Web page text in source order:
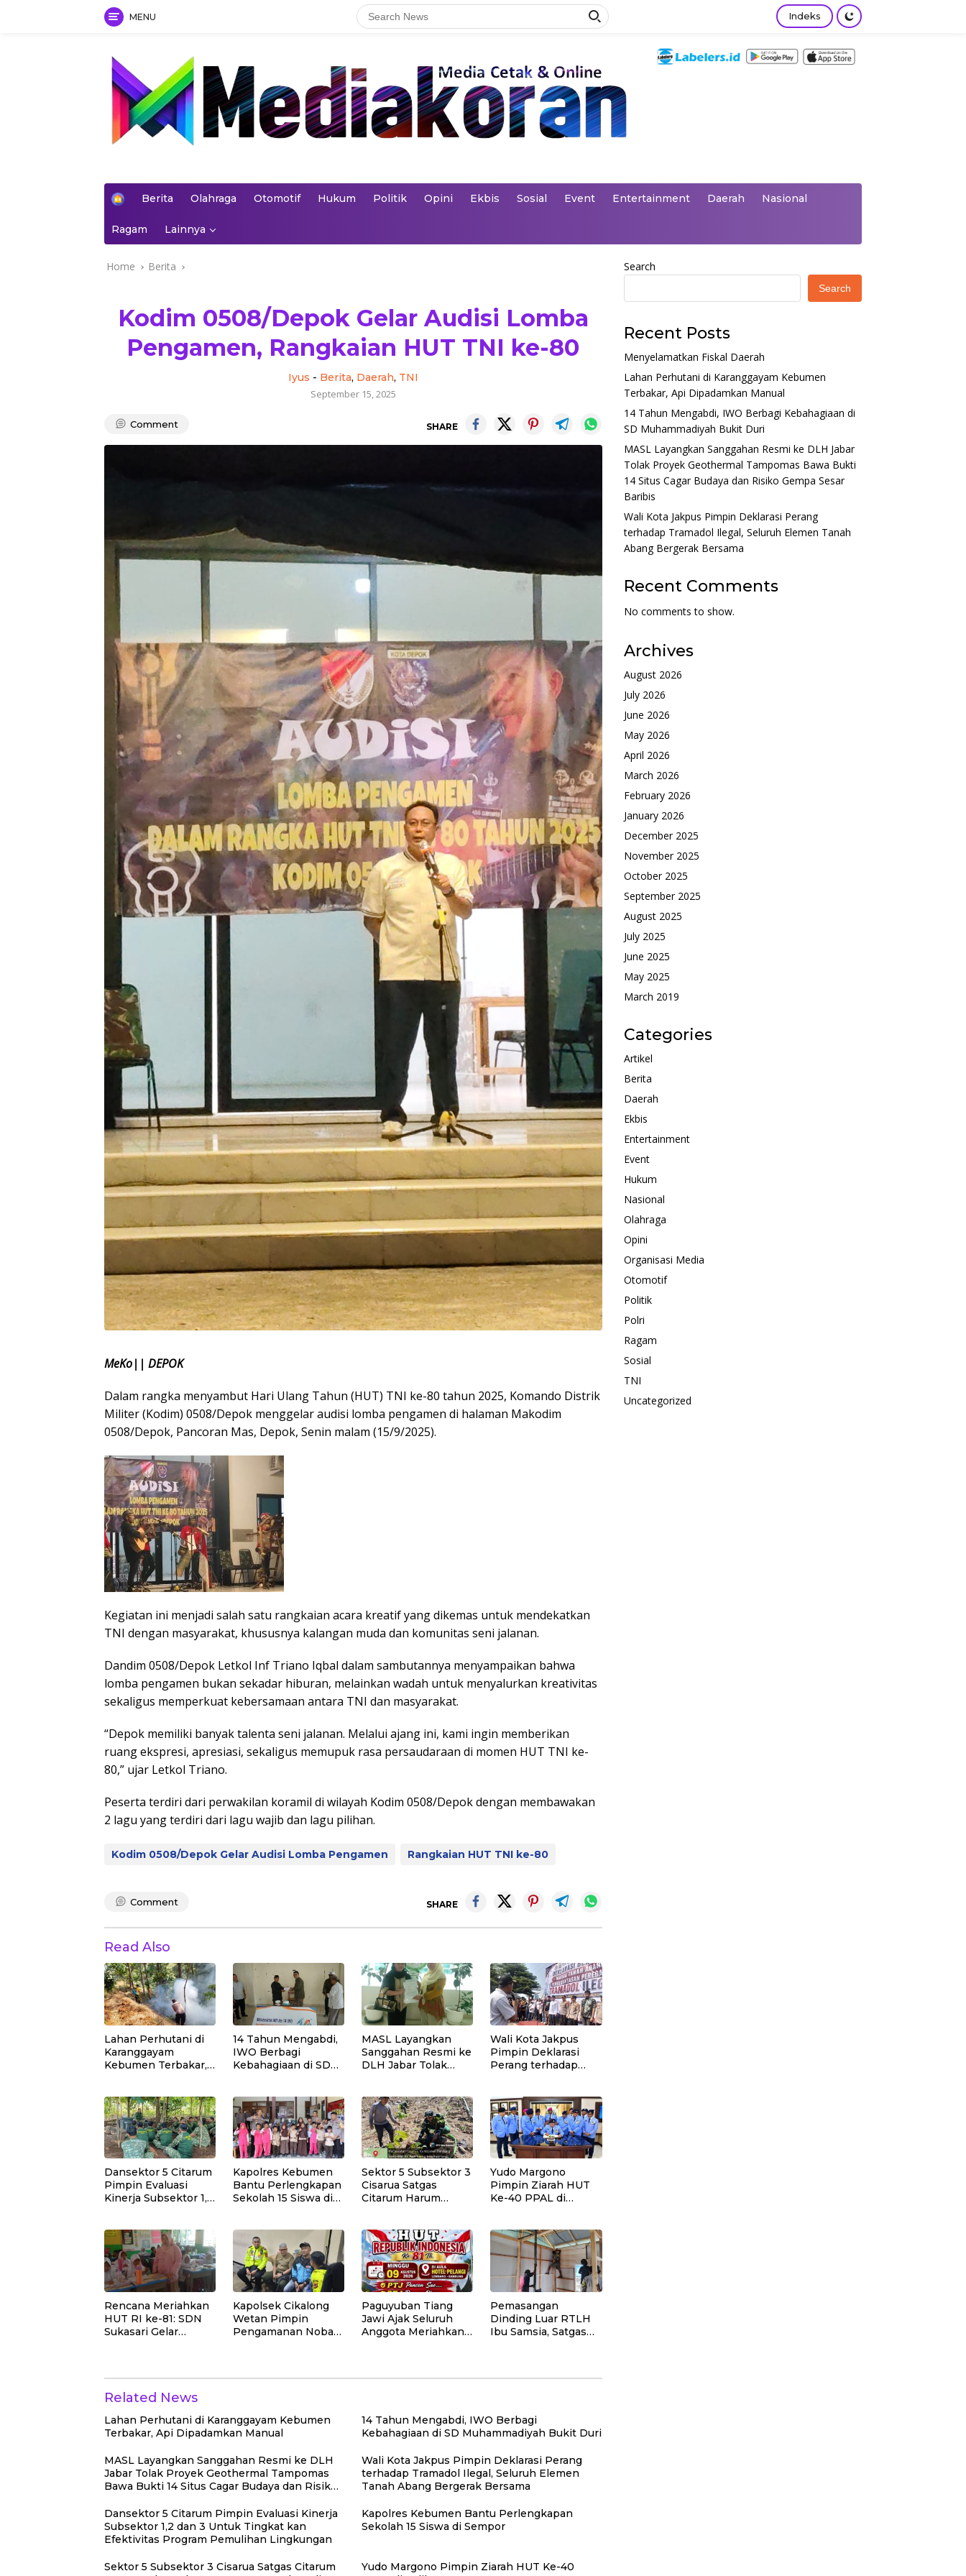
MENU Indeks
H
e
Berita Olahraga Otomotif Hukum Politik Opini Ekbis Sosial Event Entertainment Daerah Nasional
Ragam Lainnya
Home Berita
Kodim 0508/Depok Gelar Audisi Lomba
Pengamen, Rangkaian HUT TNI ke-80
Iyus - Berita, Daerah, TNI
September 15, 2025
Comment SHARE
MeKo|| DEPOK
Dalam rangka menyambut Hari Ulang Tahun (HUT) TNI ke-80 tahun 2025, Komando Distrik
Militer (Kodim) 0508/Depok menggelar audisi lomba pengamen di halaman Makodim
0508/Depok, Pancoran Mas, Depok, Senin malam (15/9/2025).
Kegiatan ini menjadi salah satu rangkaian acara kreatif yang dikemas untuk mendekatkan
TNI dengan masyarakat, khususnya kalangan muda dan komunitas seni jalanan.
Dandim 0508/Depok Letkol Inf Triano Iqbal dalam sambutannya menyampaikan bahwa
lomba pengamen bukan sekadar hiburan, melainkan wadah untuk menyalurkan kreativitas
sekaligus memperkuat kebersamaan antara TNI dan masyarakat.
“Depok memiliki banyak talenta seni jalanan. Melalui ajang ini, kami ingin memberikan
ruang ekspresi, apresiasi, sekaligus memupuk rasa persaudaraan di momen HUT TNI ke-
80,” ujar Letkol Triano.
Peserta terdiri dari perwakilan koramil di wilayah Kodim 0508/Depok dengan membawakan
2 lagu yang terdiri dari lagu wajib dan lagu pilihan.
Kodim 0508/Depok Gelar Audisi Lomba Pengamen Rangkaian HUT TNI ke-80
Comment SHARE
Read Also
Lahan Perhutani di
Karanggayam
Kebumen Terbakar,
14 Tahun Mengabdi,
IWO Berbagi
Kebahagiaan di SD
MASL Layangkan
Sanggahan Resmi ke
DLH Jabar Tolak
Bukti 14 Situs Cagar
Budaya dan Risiko
Gempa Sesar Baribis
Wali Kota Jakpus
Pimpin Deklarasi
Perang terhadap
Tanah Abang
Bergerak Bersama
Dansektor 5 Citarum
Pimpin Evaluasi
Kinerja Subsektor 1,2
Program Pemulihan
Lingkungan
Kapolres Kebumen
Bantu Perlengkapan
Sekolah 15 Siswa di
Sektor 5 Subsektor 3
Cisarua Satgas
Citarum Harum
di Lahan
Pascalongsor dan
Perkuat Edukasi
Kepedulian
Lingkungan
Yudo Margono
Pimpin Ziarah HUT
Ke-40 PPAL di
Rencana Meriahkan
HUT RI ke-81: SDN
Sukasari Gelar
Kapolsek Cikalong
Wetan Pimpin
Pengamanan Nobar
dan Kondusif
Paguyuban Tiang
Jawi Ajak Seluruh
Anggota Meriahkan
Pemasangan
Dinding Luar RTLH
Ibu Samsia, Satgas
Related News
Lahan Perhutani di Karanggayam Kebumen
Terbakar, Api Dipadamkan Manual
14 Tahun Mengabdi, IWO Berbagi
Kebahagiaan di SD Muhammadiyah Bukit Duri
MASL Layangkan Sanggahan Resmi ke DLH
Jabar Tolak Proyek Geothermal Tampomas
Bawa Bukti 14 Situs Cagar Budaya dan Risiko
Wali Kota Jakpus Pimpin Deklarasi Perang
terhadap Tramadol Ilegal, Seluruh Elemen
Tanah Abang Bergerak Bersama
Dansektor 5 Citarum Pimpin Evaluasi Kinerja
Subsektor 1,2 dan 3 Untuk Tingkat kan
Efektivitas Program Pemulihan Lingkungan
Kapolres Kebumen Bantu Perlengkapan
Sekolah 15 Siswa di Sempor
Sektor 5 Subsektor 3 Cisarua Satgas Citarum
Yudo Margono Pimpin Ziarah HUT Ke-40
Search
Search
Recent Posts
Menyelamatkan Fiskal Daerah
Lahan Perhutani di Karanggayam Kebumen
Terbakar, Api Dipadamkan Manual
14 Tahun Mengabdi, IWO Berbagi Kebahagiaan di
SD Muhammadiyah Bukit Duri
MASL Layangkan Sanggahan Resmi ke DLH Jabar
Tolak Proyek Geothermal Tampomas Bawa Bukti
14 Situs Cagar Budaya dan Risiko Gempa Sesar
Baribis
Wali Kota Jakpus Pimpin Deklarasi Perang
terhadap Tramadol Ilegal, Seluruh Elemen Tanah
Abang Bergerak Bersama
Recent Comments
No comments to show.
Archives
August 2026
July 2026
June 2026
May 2026
April 2026
March 2026
February 2026
January 2026
December 2025
November 2025
October 2025
September 2025
August 2025
July 2025
June 2025
May 2025
March 2019
Categories
Artikel
Berita
Daerah
Ekbis
Entertainment
Event
Hukum
Nasional
Olahraga
Opini
Organisasi Media
Otomotif
Politik
Polri
Ragam
Sosial
TNI
Uncategorized